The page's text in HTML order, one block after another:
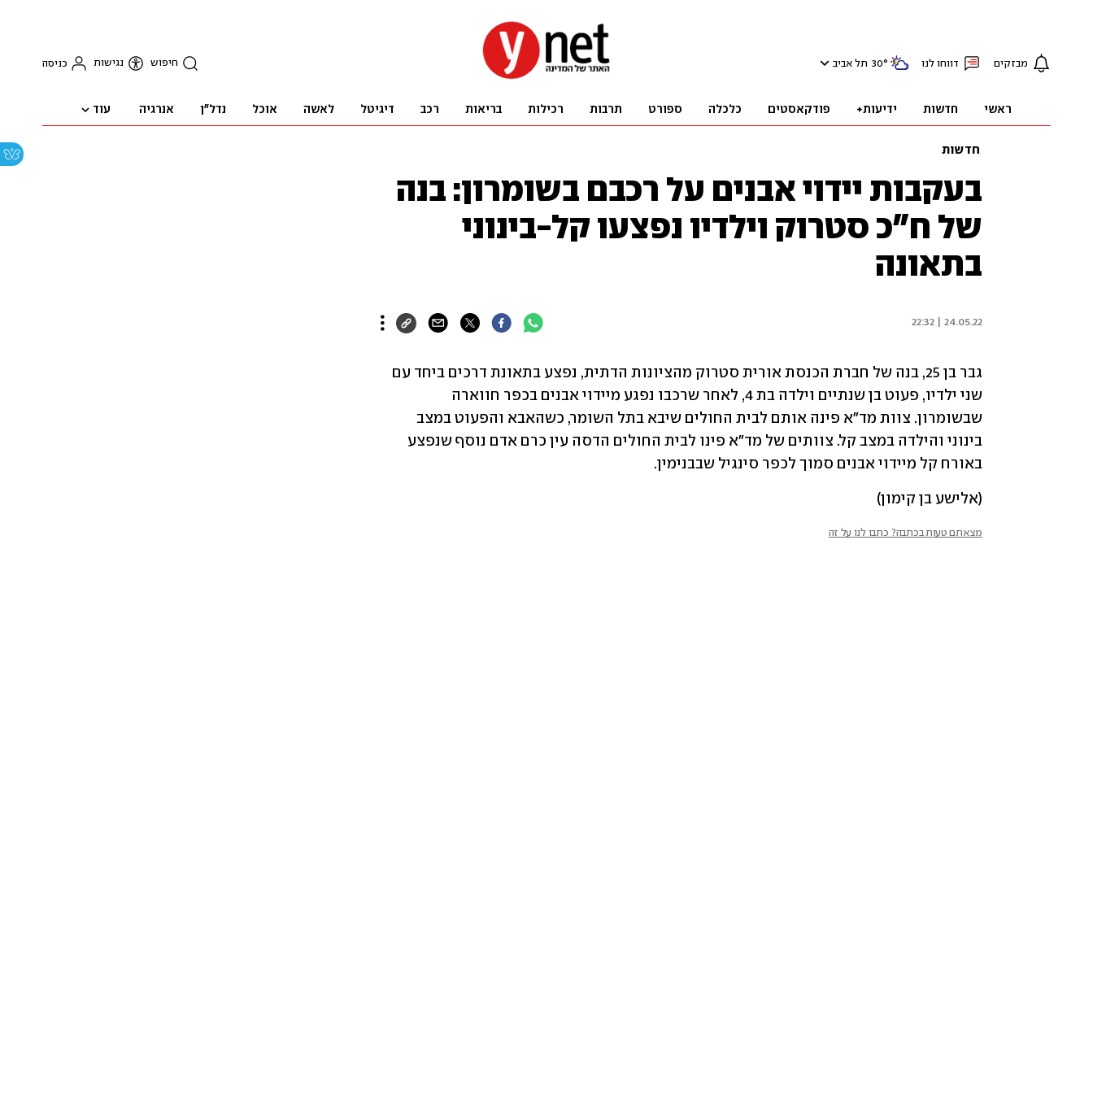
מבזקים דווחו לנו 30° תל אביב חיפוש נגישות כניסה
ראשי חדשות ידיעות+ פודקאסטים כלכלה ספורט תרבות רכילות בריאות רכב דיגיטל לאשה אוכל נדל"ן אנרגיה עוד
חדשות
בעקבות יידוי אבנים על רכבם בשומרון: בנה
של ח"כ סטרוק וילדיו נפצעו קל-בינוני
בתאונה
24.05.22 | 22:32
באורח קל מיידוי אבנים סמוך לכפר סינגיל שבבנימין.
(אלישע בן קימון)
מצאתם טעות בכתבה? כתבו לנו על זה